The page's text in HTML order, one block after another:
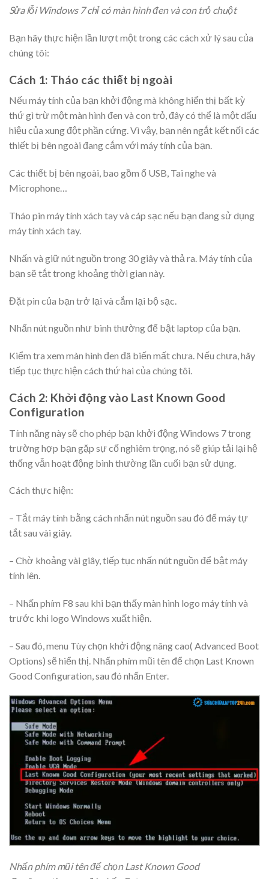
Sửa lỗi Windows 7 chỉ có màn hình đen và con trỏ chuột
Bạn hãy thực hiện lần lượt một trong các cách xử lý sau của
chúng tôi:
Cách 1: Tháo các thiết bị ngoài
Nếu máy tính của bạn khởi động mà không hiển thị bất kỳ
thứ gì trừ một màn hình đen và con trỏ, đây có thể là một dấu
hiệu của xung đột phần cứng. Vì vậy, bạn nên ngắt kết nối các
thiết bị bên ngoài đang cắm với máy tính của bạn.
Các thiết bị bên ngoài, bao gồm ổ USB, Tai nghe và
Microphone…
Tháo pin máy tính xách tay và cáp sạc nếu bạn đang sử dụng
máy tính xách tay.
Nhấn và giữ nút nguồn trong 30 giây và thả ra. Máy tính của
bạn sẽ tắt trong khoảng thời gian này.
Đặt pin của bạn trở lại và cắm lại bộ sạc.
Nhấn nút nguồn như bình thường để bật laptop của bạn.
Kiểm tra xem màn hình đen đã biến mất chưa. Nếu chưa, hãy
tiếp tục thực hiện cách thứ hai của chúng tôi.
Cách 2: Khởi động vào Last Known Good
Configuration
Tính năng này sẽ cho phép bạn khởi động Windows 7 trong
trường hợp bạn gặp sự cố nghiêm trọng, nó sẽ giúp tải lại hệ
thống vẫn hoạt động bình thường lần cuối bạn sử dụng.
Cách thực hiện:
– Tắt máy tính bằng cách nhấn nút nguồn sau đó để máy tự
tắt sau vài giây.
– Chờ khoảng vài giây, tiếp tục nhấn nút nguồn để bật máy
tính lên.
– Nhấn phím F8 sau khi bạn thấy màn hình logo máy tính và
trước khi logo Windows xuất hiện.
– Sau đó, menu Tùy chọn khởi động nâng cao( Advanced Boot
Options) sẽ hiển thị. Nhấn phím mũi tên để chọn Last Known
Good Configuration, sau đó nhấn Enter.
Nhấn phím mũi tên để chọn Last Known Good